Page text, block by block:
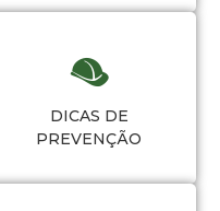
DICAS DE
PREVENÇÃO